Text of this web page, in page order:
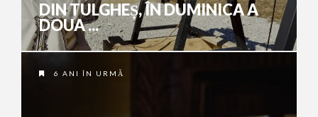
DIN TULGHEȘ, ÎN DUMINICA A
DOUA ...
6 ANI ÎN URMĂ